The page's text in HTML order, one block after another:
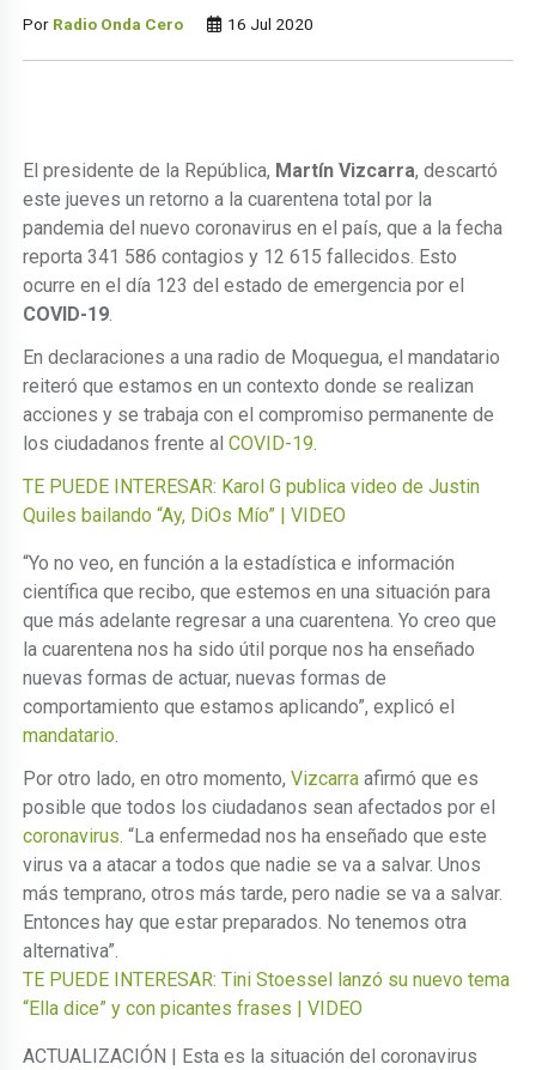
Por Radio Onda Cero 16 Jul 2020
El presidente de la República, Martín Vizcarra, descartó
este jueves un retorno a la cuarentena total por la
pandemia del nuevo coronavirus en el país, que a la fecha
reporta 341 586 contagios y 12 615 fallecidos. Esto
ocurre en el día 123 del estado de emergencia por el
COVID-19
En declaraciones a una radio de Moquegua, el mandatario
reiteró que estamos en un contexto donde se realizan
acciones y se trabaja con el compromiso permanente de
los ciudadanos frente alCOVID-19
TE PUEDE INTERESAR: Karol G publica video de Justin
Quiles bailando “Ay, DiOs Mío” | VIDEO
“Yo no veo, en función a la estadística e información
científica que recibo, que estemos en una situación para
que más adelante regresar a una cuarentena. Yo creo que
la cuarentena nos ha sido útil porque nos ha enseñado
nuevas formas de actuar, nuevas formas de
comportamiento que estamos aplicando”, explicó el
mandatario
Por otro lado, en otro momento,Vizcarra afirmó que es
posible que todos los ciudadanos sean afectados por el
coronavirus . “La enfermedad nos ha enseñado que este
virus va a atacar a todos que nadie se va a salvar. Unos
más temprano, otros más tarde, pero nadie se va a salvar.
Entonces hay que estar preparados. No tenemos otra
alternativa”.
TE PUEDE INTERESAR: Tini Stoessel lanzó su nuevo tema
“Ella dice” y con picantes frases | VIDEO
ACTUALIZACIÓN | Esta es la situación del coronavirus